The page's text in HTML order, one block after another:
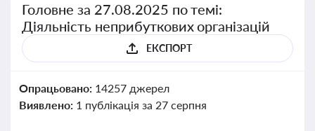
Головне за 27.08.2025 по темі:
Діяльність неприбуткових організацій
ЕКСПОРТ
Опрацьовано: 14257 джерел
Виявлено: 1 публікація за 27 серпня